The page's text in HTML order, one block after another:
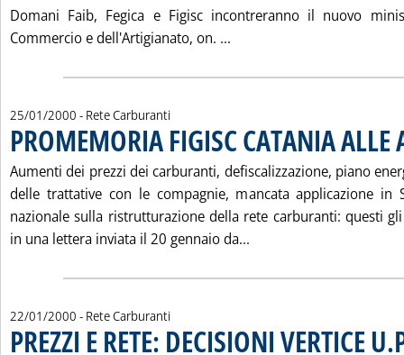
Domani Faib, Fegica e Figisc incontreranno il nuovo
Commercio e dell'Artigianato, on. ...
25/01/2000 - Rete Carburanti
PROMEMORIA FIGISC CATANIA ALLE
Aumenti dei prezzi dei carburanti, defiscalizzazione, piano
delle trattative con le compagnie, mancata applicazione in
nazionale sulla ristrutturazione della rete carburanti: questi
in una lettera inviata il 20 gennaio da...
22/01/2000 - Rete Carburanti
PREZZI E RETE: DECISIONI VERTICE